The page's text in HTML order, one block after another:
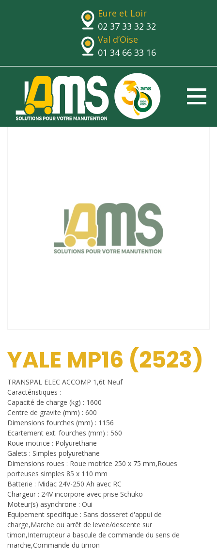
Eure et Loir
02 37 33 32 32
Val d’Oise
01 34 66 33 16
YALE MP16 (2523)
TRANSPAL ELEC ACCOMP 1,6t Neuf
Caractéristiques :
Capacité de charge (kg) : 1600
Centre de gravite (mm) : 600
Dimensions fourches (mm) : 1156
Ecartement ext. fourches (mm) : 560
Roue motrice : Polyurethane
Galets : Simples polyurethane
Dimensions roues : Roue motrice 250 x 75 mm,Roues
porteuses simples 85 x 110 mm
Batterie : Midac 24V-250 Ah avec RC
Chargeur : 24V incorpore avec prise Schuko
Moteur(s) asynchrone : Oui
Equipement specifique : Sans dosseret d'appui de
charge,Marche ou arrêt de levee/descente sur
timon,Interrupteur a bascule de commande du sens de
marche,Commande du timon